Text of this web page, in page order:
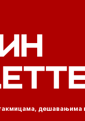
дешавањима